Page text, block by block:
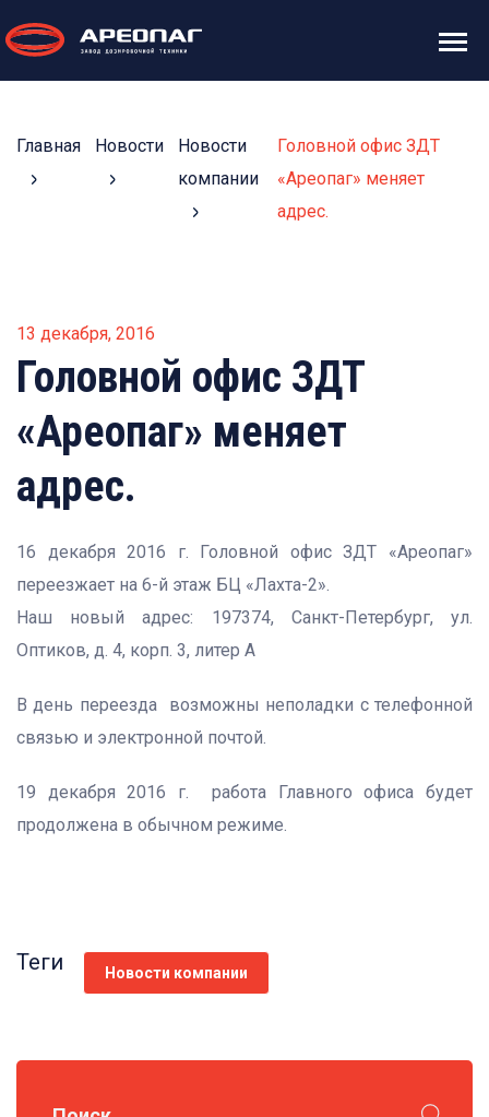
Главная Новости
Новости
компании
Головной офис ЗДТ
«Ареопаг» меняет
адрес.
13 декабря, 2016
Головной офис ЗДТ
«Ареопаг» меняет
адрес.
16 декабря 2016 г. Головной офис ЗДТ «Ареопаг»
переезжает на 6-й этаж БЦ «Лахта-2».
Наш новый адрес: 197374, Санкт-Петербург, ул.
Оптиков, д. 4, корп. 3, литер А
В день переезда возможны неполадки с телефонной
связью и электронной почтой.
19 декабря 2016 г. работа Главного офиса будет
продолжена в обычном режиме.
Теги Новости компании